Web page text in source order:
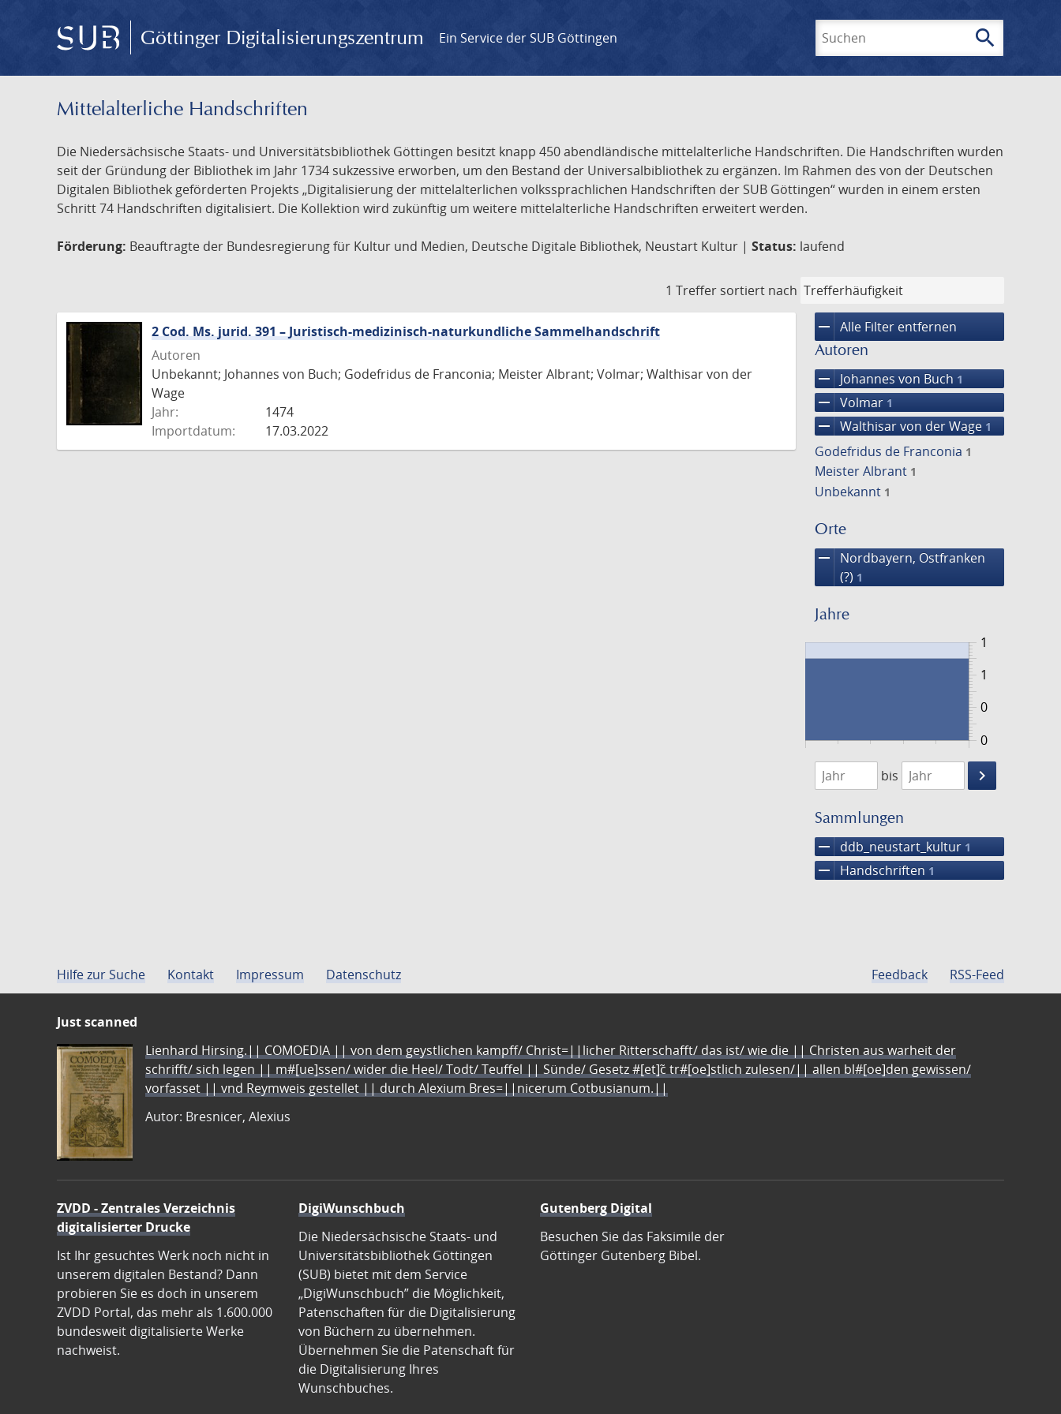
Göttinger Digitalisierungszentrum Ein Service der SUB Göttingen search
Mittelalterliche Handschriften
Die Niedersächsische Staats- und Universitätsbibliothek Göttingen besitzt knapp 450 abendländische mittelalterliche Handschriften. Die Handschriften wurden
seit der Gründung der Bibliothek im Jahr 1734 sukzessive erworben, um den Bestand der Universalbibliothek zu ergänzen. Im Rahmen des von der Deutschen
Digitalen Bibliothek geförderten Projekts „Digitalisierung der mittelalterlichen volkssprachlichen Handschriften der SUB Göttingen“ wurden in einem ersten
Schritt 74 Handschriften digitalisiert. Die Kollektion wird zukünftig um weitere mittelalterliche Handschriften erweitert werden.
Förderung: Beauftragte der Bundesregierung für Kultur und Medien, Deutsche Digitale Bibliothek, Neustart Kultur | Status: laufend
1 Treffer sortiert nach
remove Alle Filter entfernen
Autoren
remove Johannes von Buch 1
remove Volmar 1
remove Walthisar von der Wage 1
Godefridus de Franconia 1
Meister Albrant 1
Unbekannt 1
Orte
remove
Nordbayern, Ostfranken
(?) 1
Jahre
0
1
0
1
1474
1475
bis
keyboard_arrow_right
Suche
Sammlungen
remove ddb_neustart_kultur 1
remove Handschriften 1
2 Cod. Ms. jurid. 391 – Juristisch-medizinisch-naturkundliche Sammelhandschrift
Autoren
Unbekannt; Johannes von Buch; Godefridus de Franconia; Meister Albrant; Volmar; Walthisar von der
Wage
Jahr:
1474
Importdatum:
17.03.2022
Hilfe zur Suche Kontakt Impressum Datenschutz Feedback RSS-Feed
Just scanned
Lienhard Hirsing.|| COMOEDIA || von dem geystlichen kampff/ Christ=||licher Ritterschafft/ das ist/ wie die || Christen aus warheit der
schrifft/ sich legen || m#[ue]ssen/ wider die Heel/ Todt/ Teuffel || Sünde/ Gesetz #[et]c̃ tr#[oe]stlich zulesen/|| allen bl#[oe]den gewissen/
vorfasset || vnd Reymweis gestellet || durch Alexium Bres=||nicerum Cotbusianum.||
Autor: Bresnicer, Alexius
ZVDD - Zentrales Verzeichnis
digitalisierter Drucke
Ist Ihr gesuchtes Werk noch nicht in
unserem digitalen Bestand? Dann
probieren Sie es doch in unserem
ZVDD Portal, das mehr als 1.600.000
bundesweit digitalisierte Werke
nachweist.
DigiWunschbuch
Die Niedersächsische Staats- und
Universitätsbibliothek Göttingen
(SUB) bietet mit dem Service
„DigiWunschbuch” die Möglichkeit,
Patenschaften für die Digitalisierung
von Büchern zu übernehmen.
Übernehmen Sie die Patenschaft für
die Digitalisierung Ihres
Wunschbuches.
Gutenberg Digital
Besuchen Sie das Faksimile der
Göttinger Gutenberg Bibel.